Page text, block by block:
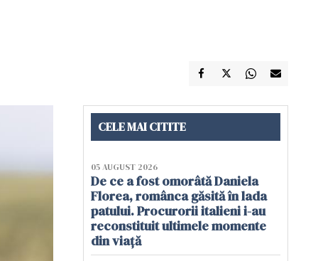
CELE MAI CITITE
05 AUGUST 2026
De ce a fost omorâtă Daniela
Florea, românca găsită în lada
patului. Procurorii italieni i-au
reconstituit ultimele momente
din viață